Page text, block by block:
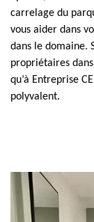
carrelage du
vous aider dans
dans le domaine.
propriétaires
qu’à Entreprise
polyvalent.